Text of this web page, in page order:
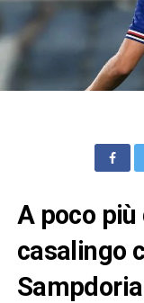
A poco
casalingo